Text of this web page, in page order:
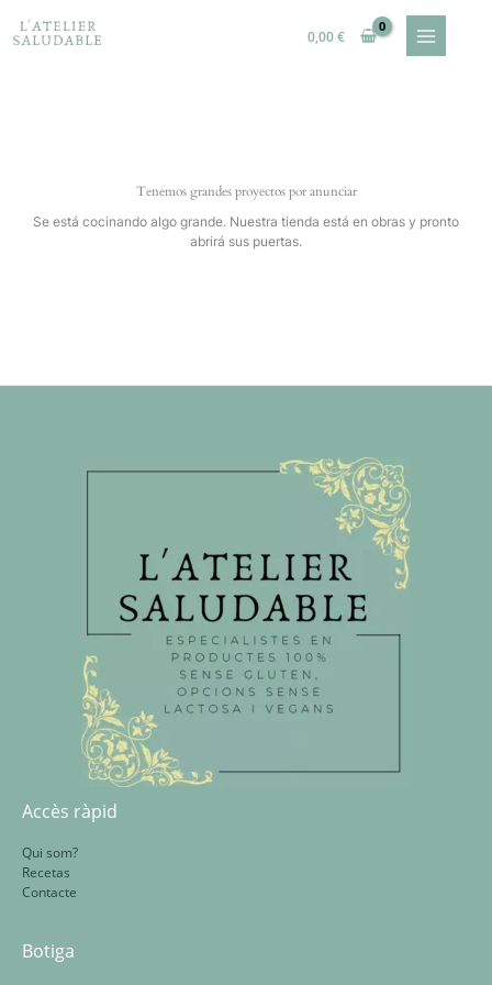
contenido
0,00€
Tenemos grandes proyectos por anunciar
Se está cocinando algo grande. Nuestra tienda está en obras y pronto
abrirá sus puertas.
Accès ràpid
Qui som?
Recetas
Contacte
Botiga